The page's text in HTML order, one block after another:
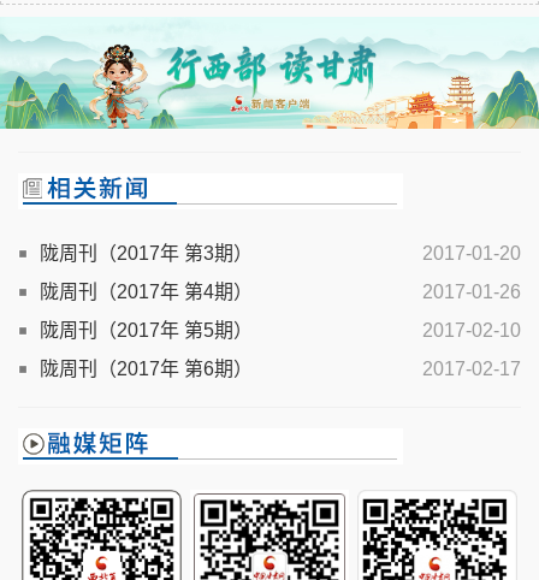
2017-01-20
陇周刊（2017年 第3期）
2017-01-26
陇周刊（2017年 第4期）
2017-02-10
陇周刊（2017年 第5期）
2017-02-17
陇周刊（2017年 第6期）